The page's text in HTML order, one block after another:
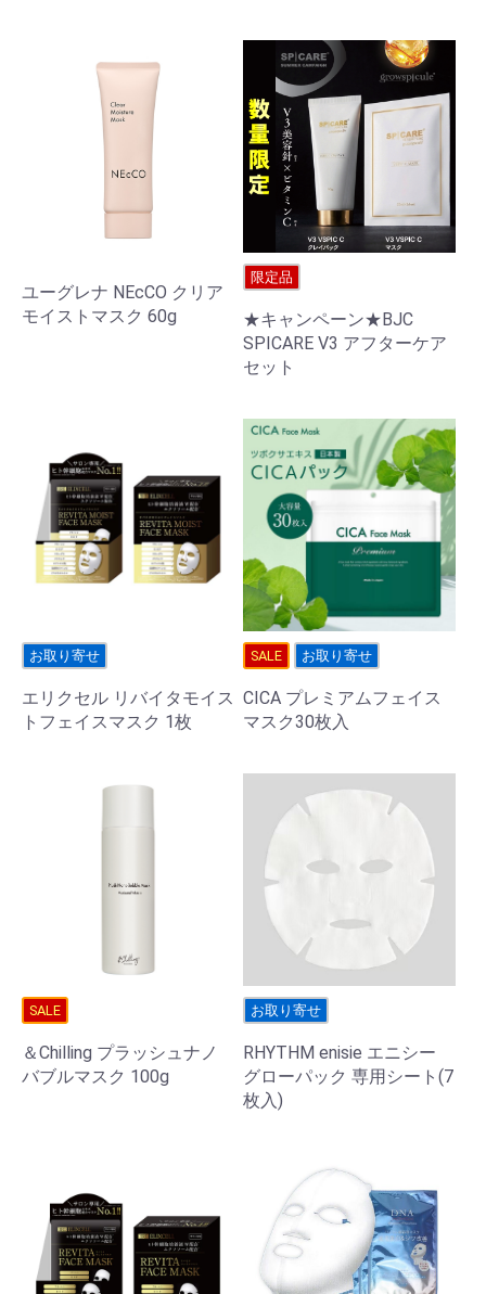
ユーグレナ NEcCO クリア
モイストマスク 60g
限定品
★キャンペーン★BJC
SPICARE V3 アフターケア
セット
お取り寄せ
エリクセル リバイタモイス
トフェイスマスク 1枚
SALE お取り寄せ
CICA プレミアムフェイス
マスク30枚入
SALE
＆Chilling プラッシュナノ
バブルマスク 100g
お取り寄せ
RHYTHM enisie エニシー
グローパック 専用シート(7
枚入)